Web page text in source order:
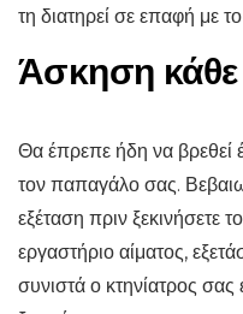
τη διατηρεί σε επαφή με
Άσκηση
Θα έπρεπε ήδη να βρεθεί
τον παπαγάλο σας.
εξέταση πριν ξεκινήσετε
εργαστήριο αίματος,
συνιστά ο κτηνίατρος σας